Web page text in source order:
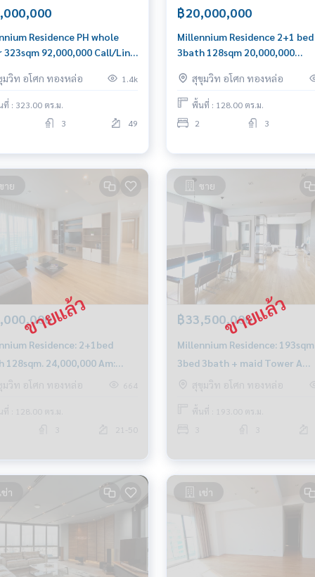
Residence PH whole
323sqm 92,000,000 Call/Line:
มวิท อโศก ทองหล่อ
1.4k
: 323.00 ตร.ม.
3
49
฿20,000,000
Millennium Residence 2+1 bed
3bath 128sqm 20,000,000
Whatsapp/Wechat:
สุขุมวิท อโศก ทองหล่อ
พื้นที่ : 128.00 ตร.ม.
2
3
าย
Residence: 2+1bed
128sqm. 24,000,000 Am:
มวิท อโศก ทองหล่อ 664
: 128.00 ตร.ม.
21-50
ขาย
฿33,500,000
Millennium Residence: 193sqm
3bed 3bath + maid Tower A
33,500,000 Am: 0656199198
สุขุมวิท อโศก ทองหล่อ
พื้นที่ : 193.00 ตร.ม.
ช่า เช่า